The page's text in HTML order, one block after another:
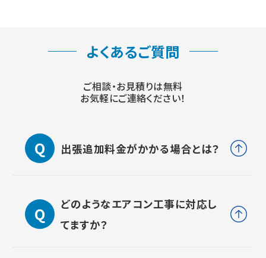
よくあるご質問
ご相談・お見積りは無料
お気軽にご連絡ください！
出張追加料金がかかる場合とは？
どのようなエアコン工事に対応し
てますか？